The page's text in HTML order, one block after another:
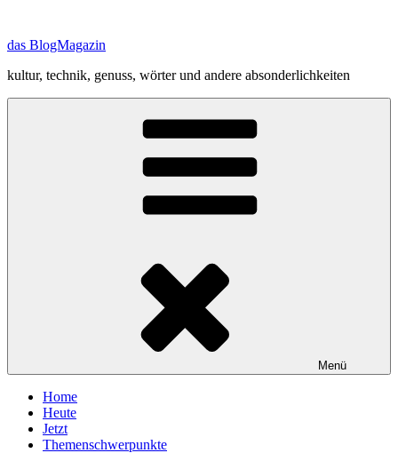
springen
das BlogMagazin
kultur, technik, genuss, wörter und andere absonderlichkeiten
Menü
Home
Heute
Jetzt
Themenschwerpunkte